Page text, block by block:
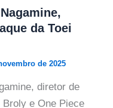
da Toei
de 2025
diretor de
e One Piece